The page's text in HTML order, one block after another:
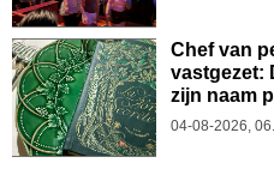
Chef van
vastgezet:
zijn naam
04-08-2026,